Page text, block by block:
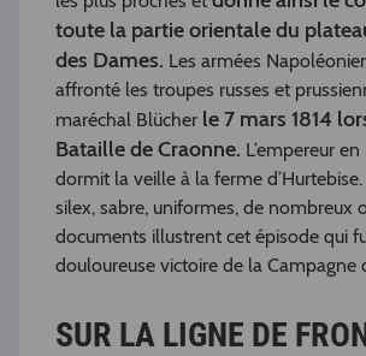
toute la partie orientale du
des Dames. Les armées
affronté les troupes russes et
maréchal Blücher le 7 mars 1814
Bataille de Craonne. L’empereur
dormit la veille à la ferme
silex, sabre, uniformes, de nombreux
documents illustrent cet épisode qui
douloureuse victoire de la Campagne
SUR LA LIGNE DE